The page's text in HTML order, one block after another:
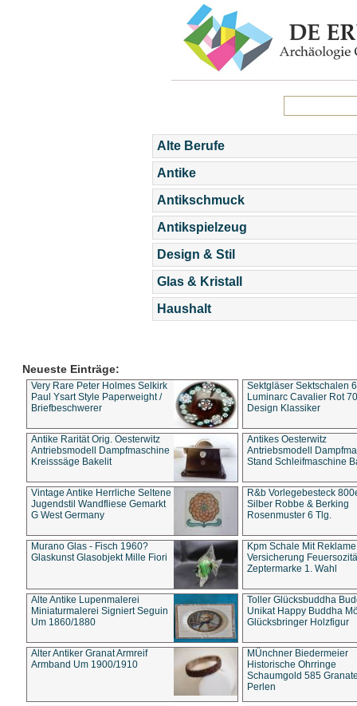
Alte Berufe
Antike
Antikschmuck
Antikspielzeug
Design & Stil
Glas & Kristall
Haushalt
Neueste Einträge:
Very Rare Peter Holmes Selkirk
Paul Ysart Style Paperweight /
Briefbeschwerer
Sektgläser Sektschalen
Luminarc Cavalier Rot
Design Klassiker
Antike Rarität Orig. Oesterwitz
Antriebsmodell Dampfmaschine
Kreisssäge Bakelit
Antikes Oesterwitz
Antriebsmodell
Stand Schleifmaschine
Vintage Antike Herrliche Seltene
Jugendstil Wandfliese Gemarkt
G West Germany
R&b Vorlegebesteck
Silber Robbe & Berking
Rosenmuster 6 Tlg.
Murano Glas - Fisch 1960?
Glaskunst Glasobjekt Mille Fiori
Kpm Schale Mit Reklame
Versicherung
Zeptermarke 1. Wahl
Alte Antike Lupenmalerei
Miniaturmalerei Signiert Seguin
Um 1860/1880
Toller Glücksbuddha
Unikat Happy Buddha
Glücksbringer Holzfigur
Alter Antiker Granat Armreif
Armband Um 1900/1910
MÜnchner Biedermeier
Historische Ohrringe
Schaumgold 585
Perlen